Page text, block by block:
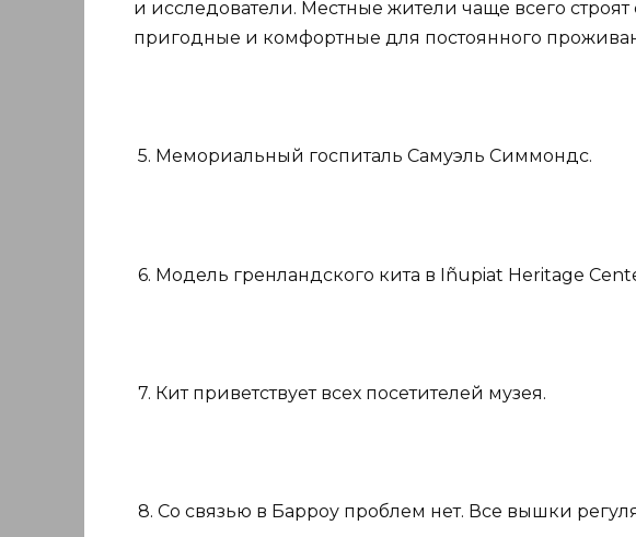
и исследователи. Местные жители чаще всего строят
пригодные и комфортные для постоянного
5. Мемориальный госпиталь Самуэль Симмондс.
6. Модель гренландского кита в Iñupiat Heritage
7. Кит приветствует всех посетителей музея.
8. Со связью в Барроу проблем нет. Все вышки